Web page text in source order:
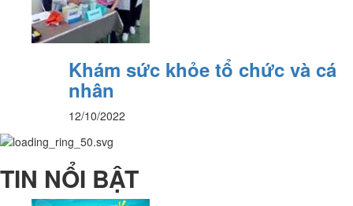
Khám sức khỏe tổ chức và cá
nhân
12/10/2022
TIN NỔI BẬT